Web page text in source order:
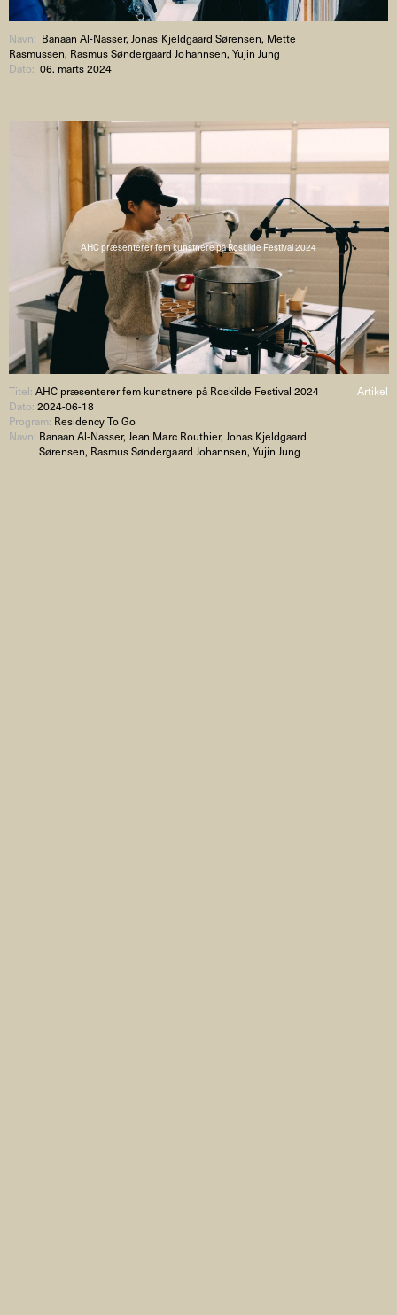
Navn: Banaan Al-Nasser, Jonas Kjeldgaard Sørensen, Mette
Rasmussen, Rasmus Søndergaard Johannsen, Yujin Jung
Dato:06. marts 2024
AHC præsenterer fem kunstnere på Roskilde Festival 2024
Artikel
Titel:AHC præsenterer fem kunstnere på Roskilde Festival 2024
Dato:2024-06-18
Program: Residency To Go
Navn: Banaan Al-Nasser, Jean Marc Routhier, Jonas Kjeldgaard
Sørensen, Rasmus Søndergaard Johannsen, Yujin Jung